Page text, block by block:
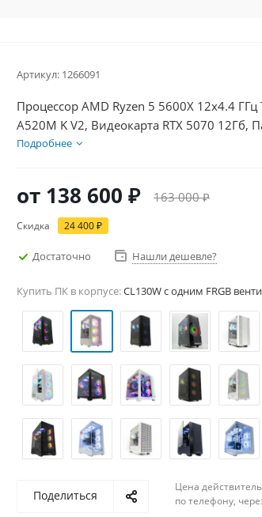
Артикул: 1266091
Процессор AMD Ryzen 5 5600X 12x4.4 ГГц
A520M K V2, Видеокарта RTX 5070 12Гб,
HDD 2Тб, БП 750Вт
Подробнее
от 138 600 ₽ 163 000 ₽
Скидка 24 400 ₽
Достаточно Нашли дешевле?
Купить ПК в корпусе:CL130W c одним FRGB
Поделиться
Цена
по телефону,